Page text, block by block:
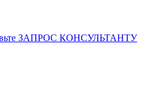
ЗАПРОС КОНСУЛЬТАНТУ